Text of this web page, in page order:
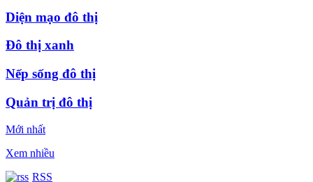
Diện mạo đô thị
Đô thị xanh
Nếp sống đô thị
Quản trị đô thị
Mới nhất
Xem nhiều
RSS